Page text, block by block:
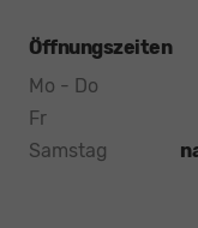
Öffnungszeiten
Mo - Do
Fr
Samstag